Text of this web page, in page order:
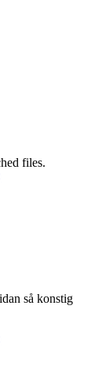
files.
så konstig